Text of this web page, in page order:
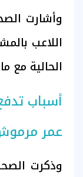
وأشارت
اللاعب
الحالية
أسباب
عمر
وذكرت